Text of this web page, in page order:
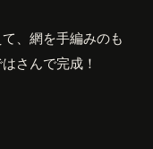
、網を手編みのも
さんで完成！